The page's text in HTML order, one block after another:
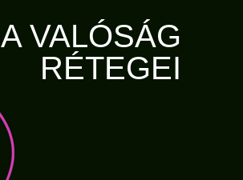
A VALÓSÁG
RÉTEGEI